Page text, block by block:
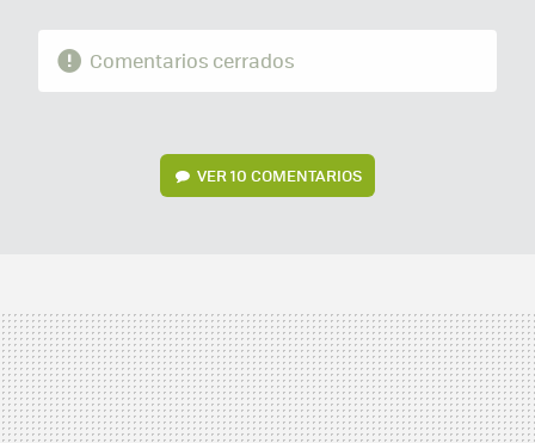
Comentarios cerrados
VER10 COMENTARIOS